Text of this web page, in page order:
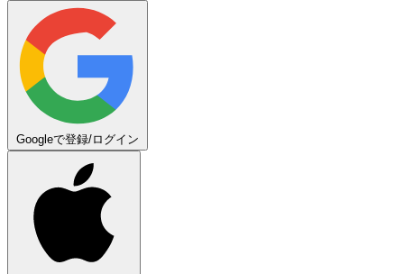
Googleで登録/ログイン